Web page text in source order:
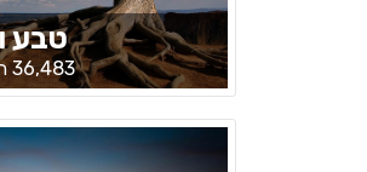
טבע
36,483 תמונות